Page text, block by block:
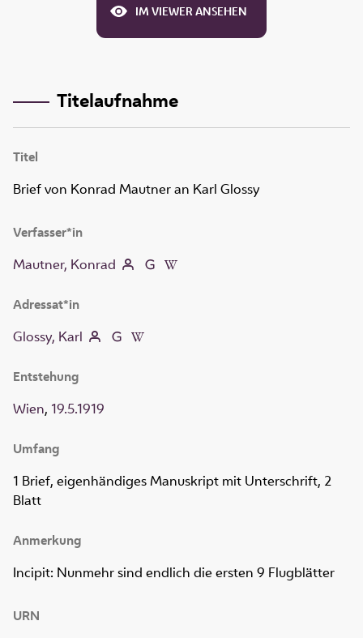
IM VIEWER ANSEHEN
Titelaufnahme
Titel
Brief von Konrad Mautner an Karl Glossy
Verfasser*in
Mautner, Konrad
Adressat*in
Glossy, Karl
Entstehung
Wien, 19.5.1919
Umfang
1 Brief, eigenhändiges Manuskript mit Unterschrift, 2
Blatt
Anmerkung
Incipit: Nunmehr sind endlich die ersten 9 Flugblätter
URN